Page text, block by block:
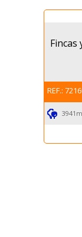
Fincas
REF.: